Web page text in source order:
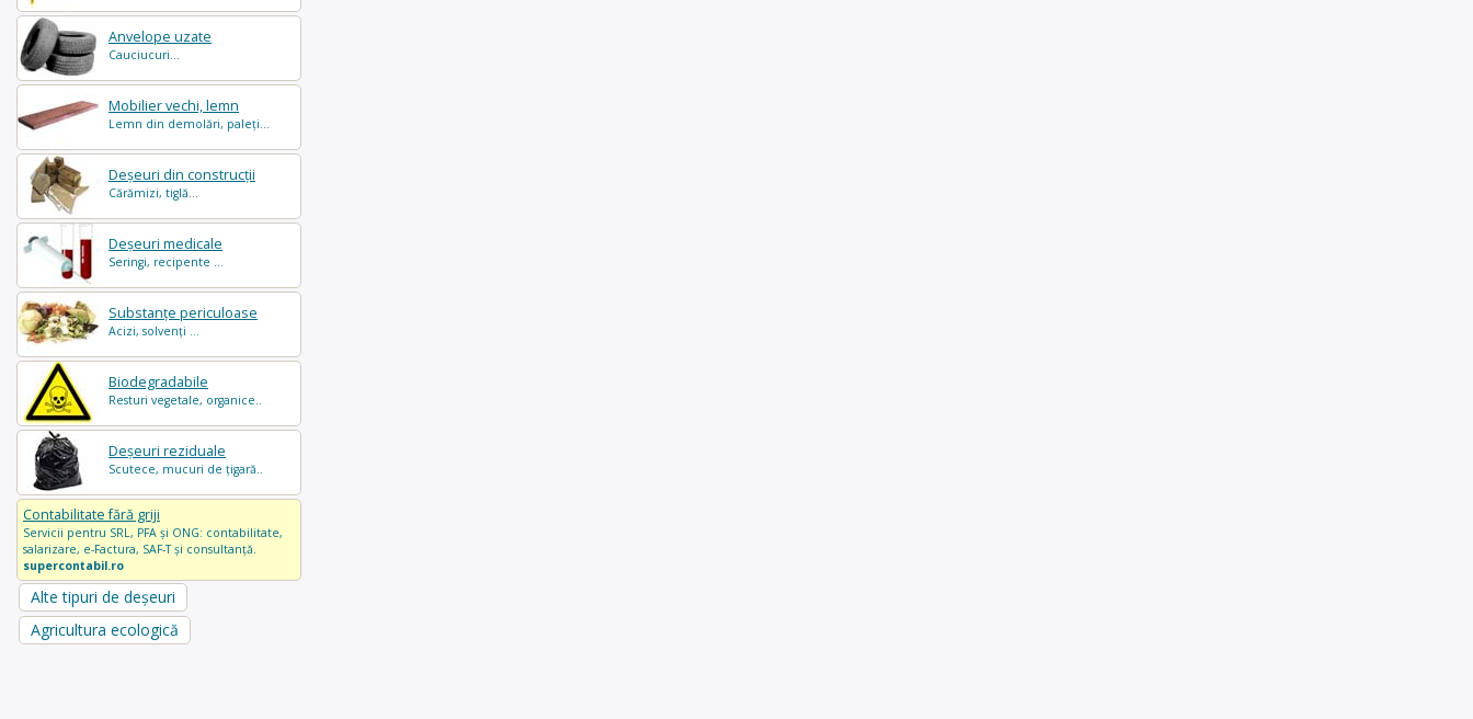
Anvelope uzate
Cauciucuri...
Mobilier vechi, lemn
Lemn din demolări, paleți...
Deșeuri din construcții
Cărămizi, tiglă...
Deșeuri medicale
Seringi, recipente ...
Substanțe periculoase
Acizi, solvenți ...
Biodegradabile
Resturi vegetale, organice..
Deșeuri reziduale
Scutece, mucuri de țigară..
Contabilitate fără griji
Servicii pentru SRL, PFA și ONG: contabilitate,
salarizare, e-Factura, SAF-T și consultanță.
supercontabil.ro
Alte tipuri de deșeuri
Agricultura ecologică